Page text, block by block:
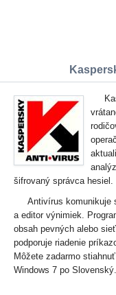
šifrovaný správca hesiel.
Antivírus komunikuje
a editor výnimiek.
obsah pevných alebo
podporuje riadenie
Môžete zadarmo
Windows 7 po Slovenský.